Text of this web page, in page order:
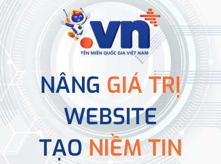
NÂNG GIÁ TRỊ
WEBSITE
TẠONIỀM TIN